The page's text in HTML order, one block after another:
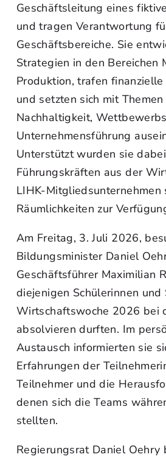
Geschäftsleitung eines
und tragen Verantwortung
Geschäftsbereiche. Sie
Strategien in den Bereichen
Produktion, trafen
und setzten sich mit
Nachhaltigkeit,
Unternehmensführung
Unterstützt wurden sie
Führungskräften aus der
LIHK-
Räumlichkeiten zur
Am Freitag, 3. Juli 2026,
Bildungsminister Daniel
Geschäftsführer Maximilian
diejenigen Schülerinnen und
Wirtschaftswoche 2026 bei
absolvieren durften. Im
Austausch informierten sie
Erfahrungen der
Teilnehmer und die
denen sich die Teams
stellten.
Regierungsrat Daniel Oehry